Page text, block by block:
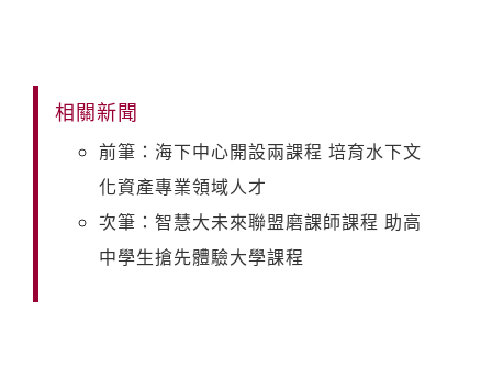
相關新聞
前筆：海下中心開設兩課程 培育水下文
化資產專業領域人才
次筆：智慧大未來聯盟磨課師課程 助高
中學生搶先體驗大學課程